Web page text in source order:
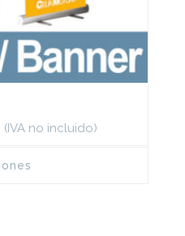
(IVA no incluido)